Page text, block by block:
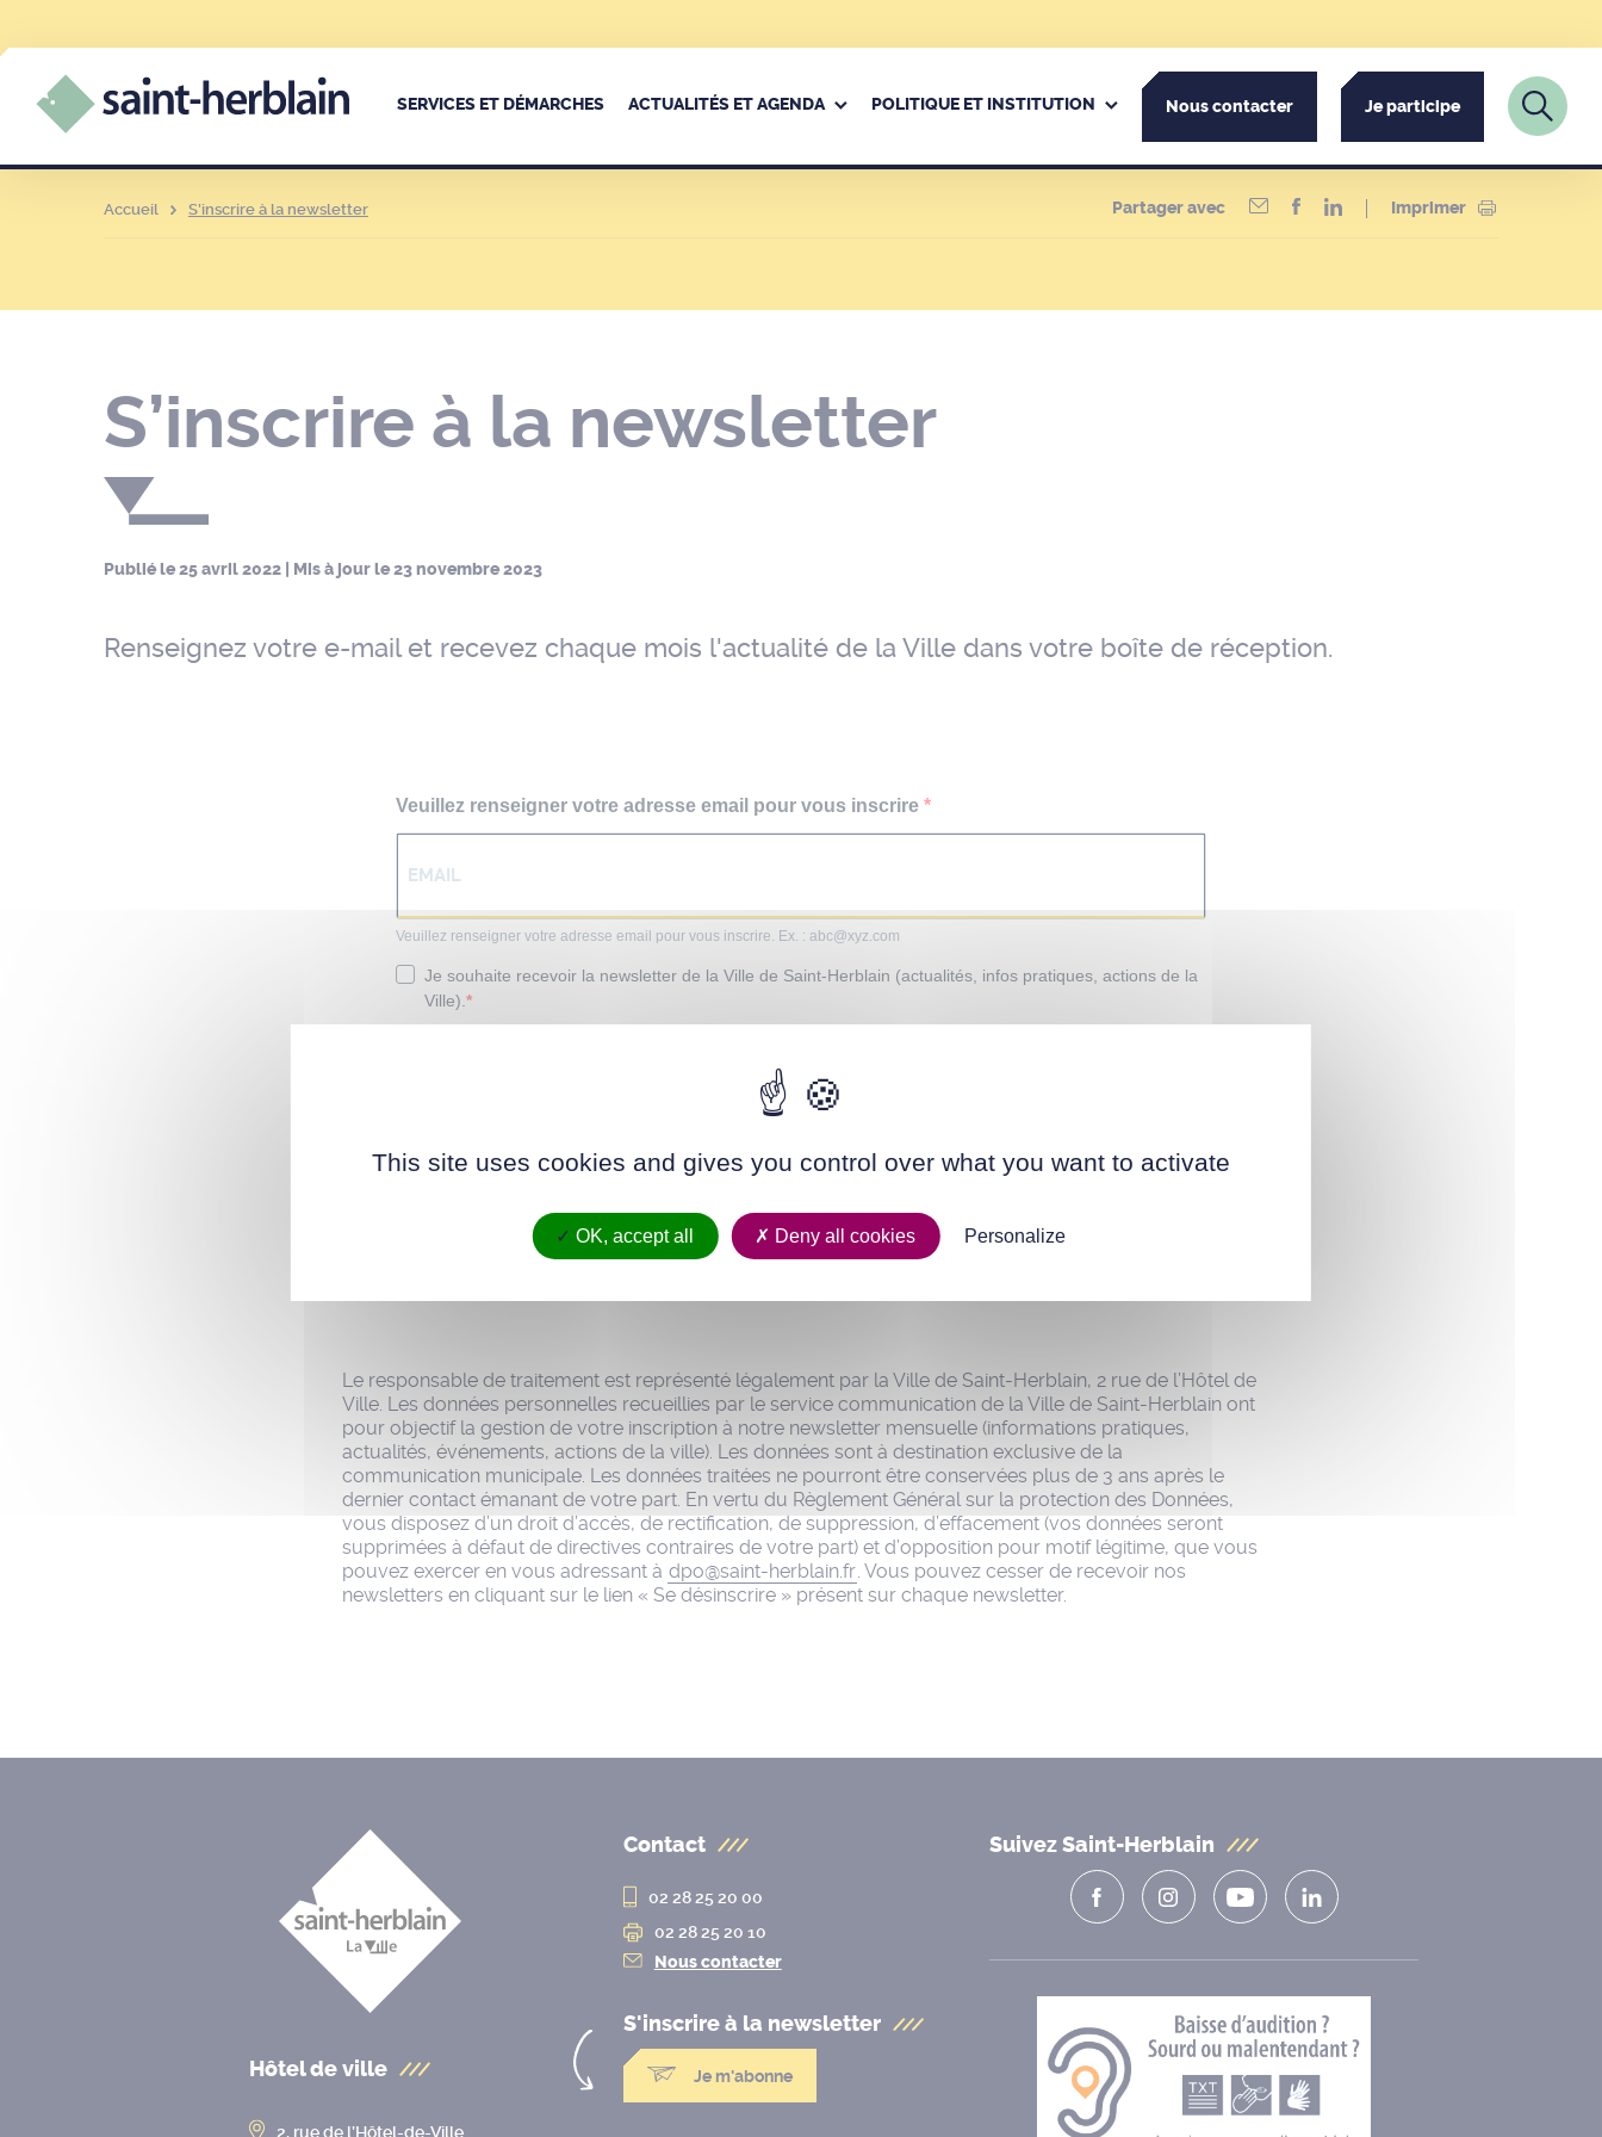
SERVICES ET DÉMARCHES ACTUALITÉS ET AGENDA POLITIQUE ET INSTITUTION Nous contacter Je participe
Accueil S’inscrire à la newsletter Partager avec Imprimer
S’inscrire à la newsletter
Publié le25 avril 2022 | Mis à jour le23 novembre 2023
Renseignez votre e-mail et recevez chaque mois l'actualité de la Ville dans votre boîte de réception.
Veuillez renseigner votre adresse email pour vous inscrire
Veuillez renseigner votre adresse email pour vous inscrire. Ex. : abc@xyz.com
Je souhaite recevoir la newsletter de la Ville de Saint-Herblain (actualités, infos pratiques, actions de la
Ville).
Nous utilisons Sendinblue en tant que plateforme marketing. En soumettant ce formulaire,
vous reconnaissez que les informations que vous allez fournir seront transmises à Sendinblue
d'utilisation
.
Le responsable de traitement est représenté légalement par la Ville de Saint-Herblain, 2 rue de l’Hôtel de
Ville. Les données personnelles recueillies par le service communication de la Ville de Saint-Herblain ont
pour objectif la gestion de votre inscription à notre newsletter mensuelle (informations pratiques,
actualités, événements, actions de la ville). Les données sont à destination exclusive de la
communication municipale. Les données traitées ne pourront être conservées plus de 3 ans après le
dernier contact émanant de votre part. En vertu du Règlement Général sur la protection des Données,
vous disposez d’un droit d’accès, de rectification, de suppression, d’effacement (vos données seront
supprimées à défaut de directives contraires de votre part) et d’opposition pour motif légitime, que vous
pouvez exercer en vous adressant à dpo@saint-herblain.fr. Vous pouvez cesser de recevoir nos
newsletters en cliquant sur le lien « Se désinscrire » présent sur chaque newsletter.
Hôtel de ville
2, rue de l’Hôtel-de-Ville
Contact
02 28 25 20 00
02 28 25 20 10
Nous contacter
S'inscrire à la newsletter
Je m'abonne
Suivez Saint-Herblain
This site uses cookies and gives you control over what you want to activate
OK, accept all Deny all cookies Personalize